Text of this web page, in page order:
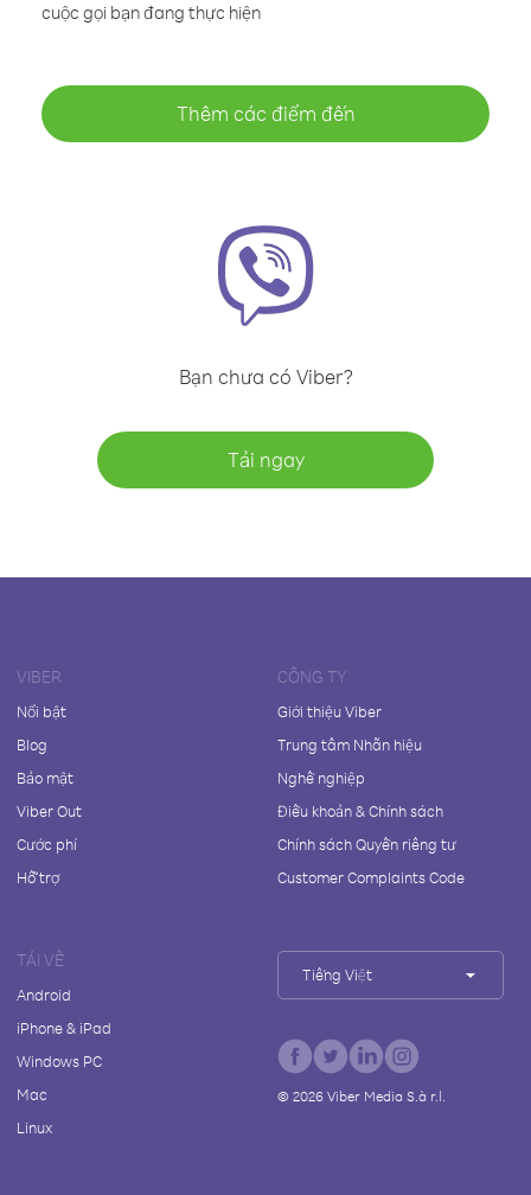
cuộc gọi bạn đang thực hiện
Thêm các điểm đến
Bạn chưa có Viber?
Tải ngay
VIBER
Nổi bật
Blog
Bảo mật
Viber Out
Cước phí
Hỗ trợ
CÔNG TY
Giới thiệu Viber
Trung tâm Nhãn hiệu
Nghề nghiệp
Điều khoản & Chính sách
Chính sách Quyền riêng tư
Customer Complaints Code
TẢI VỀ
Android
iPhone & iPad
Windows PC
Mac
Linux
Tiếng Việt
© 2026Viber Media S.à r.l.